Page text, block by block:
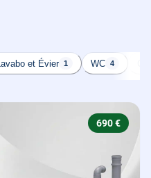
Lavabo et Évier 1 WC 4
690 €